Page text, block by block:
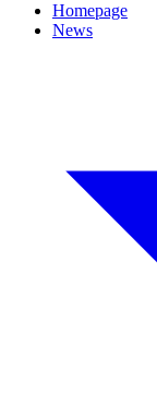
Homepage
News